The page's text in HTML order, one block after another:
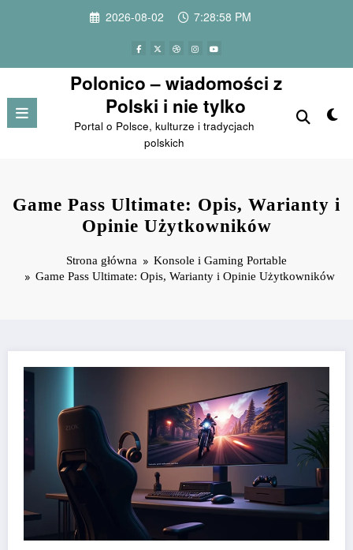
2026-08-02 7:28:59 PM
Polonico – wiadomości z
Polski i nie tylko
Portal o Polsce, kulturze i tradycjach
polskich
Game Pass Ultimate: Opis, Warianty i
Opinie Użytkowników
Strona główna
Konsole i Gaming Portable
Game Pass Ultimate: Opis, Warianty i Opinie Użytkowników